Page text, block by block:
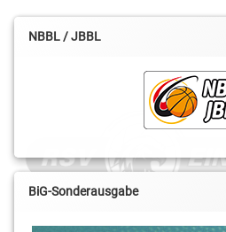
NBBL / JBBL
BiG-Sonderausgabe